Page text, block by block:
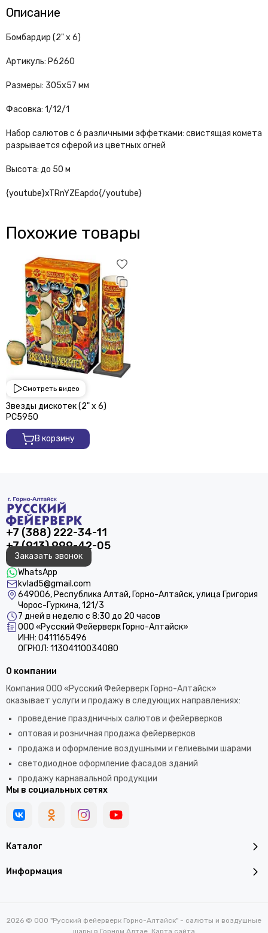
Описание
Бомбардир (2" х 6)
Артикуль: Р6260
Размеры: 305х57 мм
Фасовка: 1/12/1
Набор салютов с 6 различными эффетками: свистящая комета
разрывается сферой из цветных огней
Высота: до 50 м
{youtube}xTRnYZEapdo{/youtube}
Похожие товары
Смотреть видео
6 200 ₽
Звезды дискотек (2" х 6)
РС5950
В корзину
+7 (388) 222-34-11
+7 (913) 999-42-05
Заказать звонок
WhatsApp
kvlad5@gmail.com
649006, Республика Алтай, Горно-Алтайск, улица Григория
Чорос-Гуркина, 121/3
7 дней в неделю с 8:30 до 20 часов
ООО «Русский Фейерверк Горно-Алтайск»
ИНН: 0411165496
ОГРЮЛ: 11304110034080
Каталог
Информация
О компании
Компания ООО «Русский Фейерверк Горно-Алтайск»
оказывает услуги и продажу в следующих направлениях:
проведение праздничных салютов и фейерверков
оптовая и розничная продажа фейерверков
продажа и оформление воздушными и гелиевыми шарами
светодиодное оформление фасадов зданий
продажу карнавальной продукции
Мы в социальных сетях
2026 © ООО "Русский фейерверк Горно-Алтайск" - салюты и воздушные
шары в Горном Алтае. Карта сайта